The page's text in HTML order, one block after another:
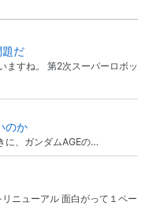
だ
ますね。 第2次スーパーロボッ
のか
に、ガンダムAGEの…
ニューアル 面白がって１ペー